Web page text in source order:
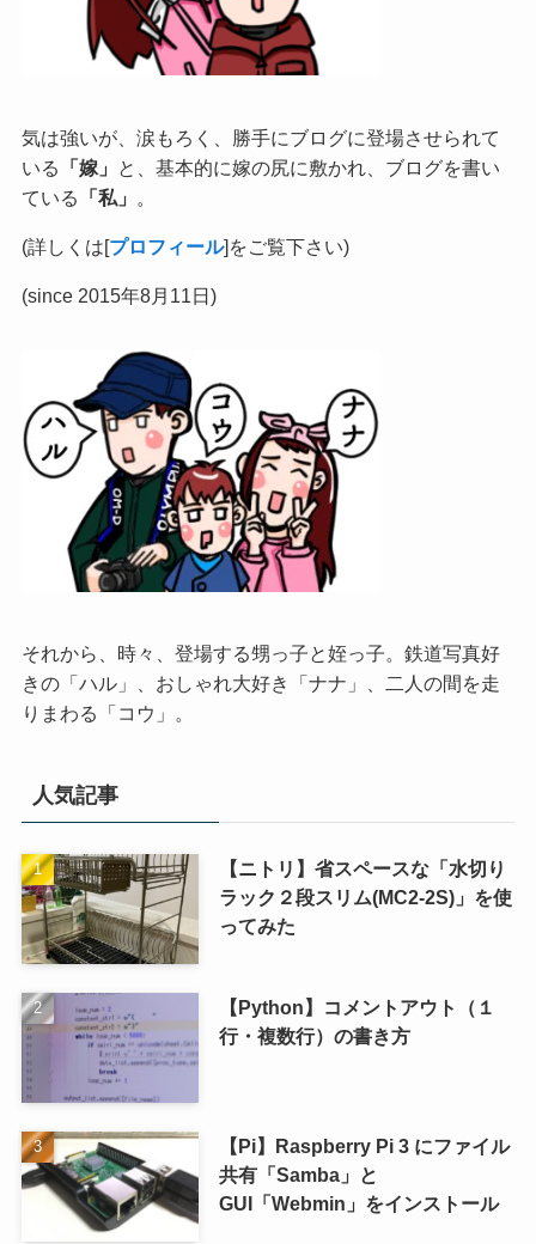
気は強いが、涙もろく、勝手にブログに登場させられて
いる
「嫁」
と、基本的に嫁の尻に敷かれ、ブログを書い
ている
「私」 。
(詳しくは[プロフィール]をご覧下さい)
(since 2015年8月11日)
それから、時々、登場する甥っ子と姪っ子。鉄道写真好
きの「ハル」、おしゃれ大好き「ナナ」、二人の間を走
りまわる「コウ」。
人気記事
【ニトリ】省スペースな「水切り
ラック２段スリム(MC2-2S)」を使
ってみた
【Python】コメントアウト（１
行・複数行）の書き方
【Pi】Raspberry Pi 3 にファイル
共有「Samba」と
GUI「Webmin」をインストール